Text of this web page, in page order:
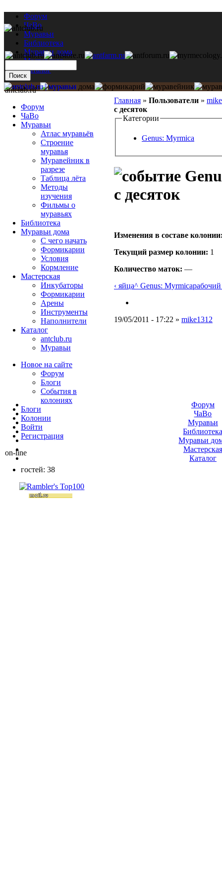
Форум
ЧаВо
Муравьи
Библиотека
Муравьи дома
Мастерская
Каталог
Главная » Пользователи »
с десяток
Категории
Genus: Myrmica
с десяток
Изменения в составе
Текущий размер кoлонии: 1
Количество маток: —
‹ яйца^ Genus: Myrmicaрабочий
19/05/2011 - 17:22 » mike1312
antclub.ru
Форум
ЧаВо
Муравьи
Атлас муравьёв
Строение
муравья
Муравейник в
разрезе
Таблица лёта
Методы
изучения
Фильмы о
муравьях
Библиотека
Муравьи дома
С чего начать
Формикарии
Условия
Кормление
Мастерская
Инкубаторы
Формикарии
Арены
Инструменты
Наполнители
Каталог
antclub.ru
Муравьи
Новое на сайте
Форум
Блоги
События в
колониях
Блоги
Колонии
Войти
Peгиcтpaция
on-line
гостей: 38
Форум
ЧаВо
Муравьи
Муравьи
Мастерская
Каталог